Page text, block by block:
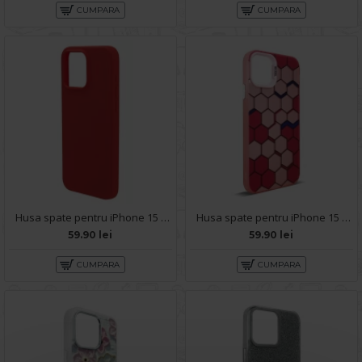
CUMPARA CUMPARA
Husa spate pentru iPhone 15 Pro Max Silicon Line - Rosu
59.90 lei
CUMPARA
Husa spate pentru iPhone 15 Pro Max- Bozo case Rosu
59.90 lei
CUMPARA